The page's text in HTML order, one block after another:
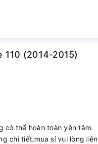
110 (2014-2015)
có thể hoàn toàn yên tâm.
chi tiết,mua sỉ vui lòng liên